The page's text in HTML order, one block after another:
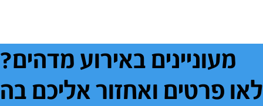
מעוניינים באירוע מדהים?
פרטים ואחזור אליכם